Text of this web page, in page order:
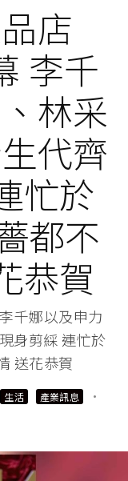
店
李千
林采
代齊
忙於
都不
恭賀
千娜以及申力
身剪綵 連忙於
送花恭賀
生活 產業訊息
·